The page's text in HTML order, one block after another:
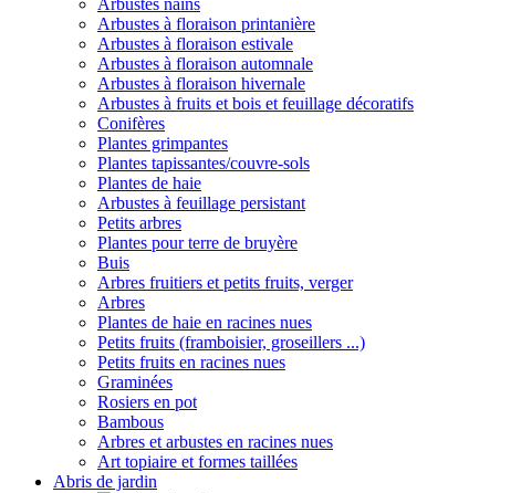
Arbustes nains
Arbustes à floraison printanière
Arbustes à floraison estivale
Arbustes à floraison automnale
Arbustes à floraison hivernale
Arbustes à fruits et bois et feuillage décoratifs
Conifères
Plantes grimpantes
Plantes tapissantes/couvre-sols
Plantes de haie
Arbustes à feuillage persistant
Petits arbres
Plantes pour terre de bruyère
Buis
Arbres fruitiers et petits fruits, verger
Arbres
Plantes de haie en racines nues
Petits fruits (framboisier, groseillers ...)
Petits fruits en racines nues
Graminées
Rosiers en pot
Bambous
Arbres et arbustes en racines nues
Art topiaire et formes taillées
Abris de jardin